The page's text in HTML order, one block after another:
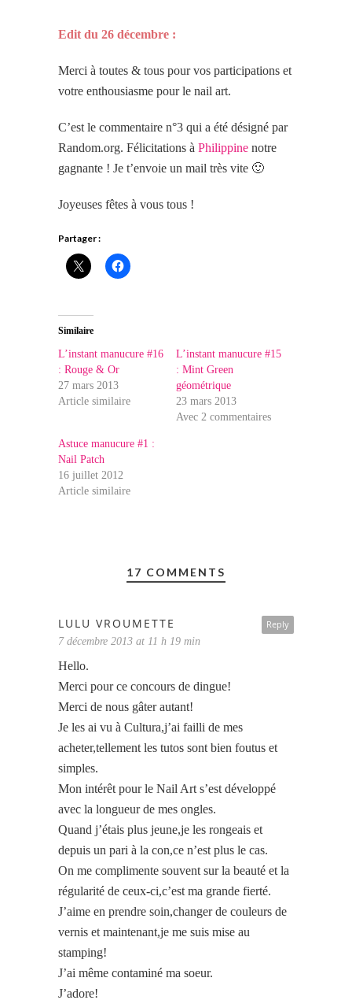
Edit du 26 décembre :
Merci à toutes & tous pour vos participations et
votre enthousiasme pour le nail art.
C’est le commentaire n°3 qui a été désigné par
Random.org. Félicitations à Philippine notre
gagnante ! Je t’envoie un mail très vite 🙂
Joyeuses fêtes à vous tous !
Partager :
Similaire
L’instant manucure #16
: Rouge & Or
27 mars 2013
Article similaire
L’instant manucure #15
: Mint Green
géométrique
23 mars 2013
Avec 2 commentaires
Astuce manucure #1 :
Nail Patch
16 juillet 2012
Article similaire
17 COMMENTS
Reply
LULU VROUMETTE
7 décembre 2013 at 11 h 19 min
Hello.
Merci pour ce concours de dingue!
Merci de nous gâter autant!
Je les ai vu à Cultura,j’ai failli de mes
acheter,tellement les tutos sont bien foutus et
simples.
Mon intérêt pour le Nail Art s’est développé
avec la longueur de mes ongles.
Quand j’étais plus jeune,je les rongeais et
depuis un pari à la con,ce n’est plus le cas.
On me complimente souvent sur la beauté et la
régularité de ceux-ci,c’est ma grande fierté.
J’aime en prendre soin,changer de couleurs de
vernis et maintenant,je me suis mise au
stamping!
J’ai même contaminé ma soeur.
J’adore!